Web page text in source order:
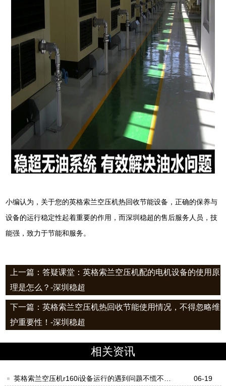
小编认为，关于您的英格索兰空压机热回收节能设备，正确的保养与
设备的运行稳定性起着重要的作用，而深圳稳超的售后服务人员，技
能强，致力于节能和服务。
上一篇：答疑课堂：英格索兰空压机配的电机设备的使用原
理是怎么？-深圳稳超
下一篇：英格索兰空压机热回收节能使用情况，不得忽略维
护重要性！-深圳稳超
相关资讯
英格索兰空压机r160i设备运行的遇到问题不慌不忙 06-19